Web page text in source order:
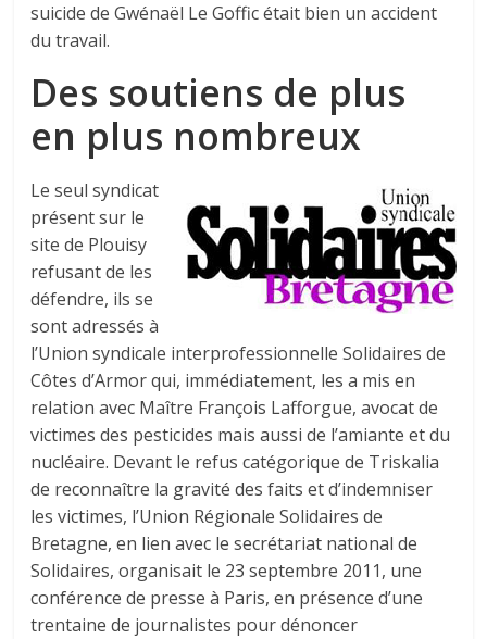
suicide de Gwénaël Le Goffic était bien un accident
du travail.
Des soutiens de plus
en plus nombreux
Le seul syndicat
présent sur le
site de Plouisy
refusant de les
défendre, ils se
sont adressés à
l’Union syndicale interprofessionnelle Solidaires de
Côtes d’Armor qui, immédiatement, les a mis en
relation avec Maître François Lafforgue, avocat de
victimes des pesticides mais aussi de l’amiante et du
nucléaire. Devant le refus catégorique de Triskalia
de reconnaître la gravité des faits et d’indemniser
les victimes, l’Union Régionale Solidaires de
Bretagne, en lien avec le secrétariat national de
Solidaires, organisait le 23 septembre 2011, une
conférence de presse à Paris, en présence d’une
trentaine de journalistes pour dénoncer